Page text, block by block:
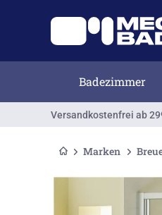
Badezimmer
Versandkostenfrei ab
Marken